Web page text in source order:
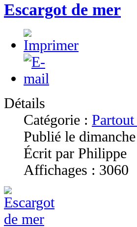
Escargot de mer
Détails
Catégorie :
Publié le
Écrit par Philippe
Affichages : 3060